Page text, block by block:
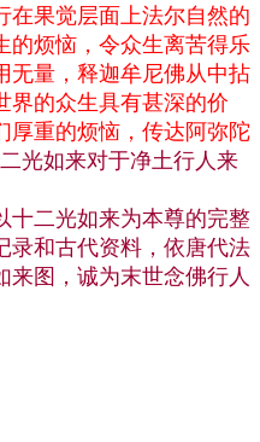
在果觉层面上法尔自然的
的烦恼，令众生离苦得乐
无量，释迦牟尼佛从中拈
界的众生具有甚深的价
厚重的烦恼，传达阿弥陀
光如来对于净土行人来
十二光如来为本尊的完整
录和古代资料，依唐代法
图，诚为末世念佛行人